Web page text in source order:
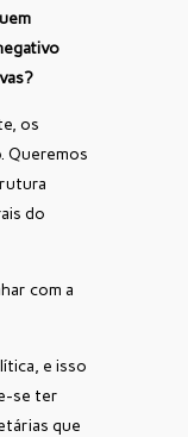
os
Queremos
do
com a
e isso
se ter
que